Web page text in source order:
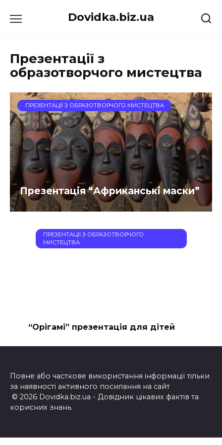
до
Dovidka.biz.ua
Презентації з
образотворчого мистецтва
ПРЕЗЕНТАЦІЇ З ОБРАЗОТВОРЧОГО МИСТЕЦТВА
Презентація “Африканські маски”
ПРЕЗЕНТАЦІЇ З ОБРАЗОТВОРЧОГО
МИСТЕЦТВА
“Орігамі” презентація для дітей
Повне або часткове використання інформації тільки
за наявності активного посилання на сайт
© 2026 Dovidka.biz.ua - Довідник цікавих фактів та
корисних знань